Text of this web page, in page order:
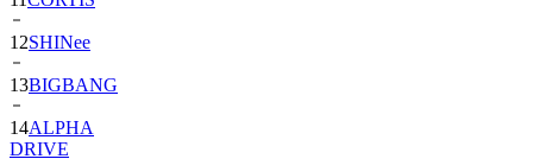
13BIGBANG
14ALPHA
DRIVE
ONE)